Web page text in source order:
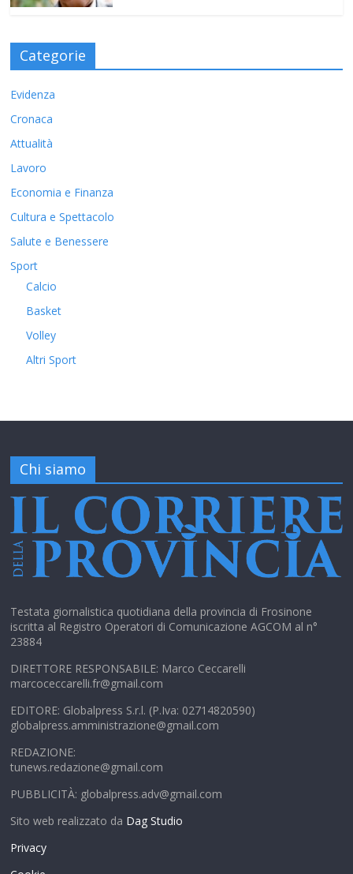
Categorie
Evidenza
Cronaca
Attualità
Lavoro
Economia e Finanza
Cultura e Spettacolo
Salute e Benessere
Sport
Calcio
Basket
Volley
Altri Sport
Chi siamo
Testata giornalistica quotidiana della provincia di Frosinone
iscritta al Registro Operatori di Comunicazione AGCOM al n°
23884
DIRETTORE RESPONSABILE: Marco Ceccarelli
marcoceccarelli.fr@gmail.com
EDITORE: Globalpress S.r.l. (P.Iva: 02714820590)
globalpress.amministrazione@gmail.com
REDAZIONE:
tunews.redazione@gmail.com
PUBBLICITÀ: globalpress.adv@gmail.com
Sito web realizzato da Dag Studio
Privacy